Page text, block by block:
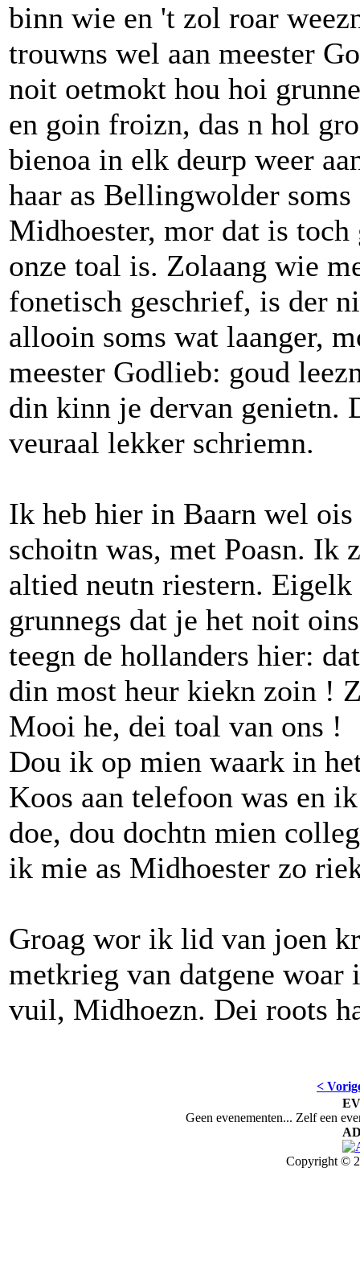
binn wie en 't zol roar
trouwns wel aan meester
noit oetmokt hou hoi
en goin froizn, das n hol
bienoa in elk deurp weer
haar as Bellingwolder soms
Midhoester, mor dat is
onze toal is. Zolaang wie
fonetisch geschrief, is der
allooin soms wat laanger,
meester Godlieb: goud
din kinn je dervan genietn.
veuraal lekker schriemn.
Ik heb hier in Baarn wel
schoitn was, met Poasn. Ik
altied neutn riestern.
grunnegs dat je het noit
teegn de hollanders hier:
din most heur kiekn zoin !
Mooi he, dei toal van ons !
Dou ik op mien waark in
Koos aan telefoon was en
doe, dou dochtn mien
ik mie as Midhoester zo
Groag wor ik lid van joen
metkrieg van datgene
vuil, Midhoezn. Dei roots
<
Geen evenementen... Zelf een
Copyright ©